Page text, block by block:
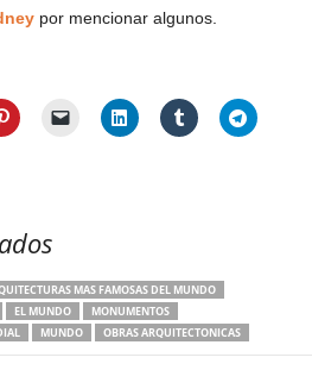
por mencionar algunos.
MAS FAMOSAS DEL MUNDO
EL MUNDO
MONUMENTOS
MUNDO OBRAS ARQUITECTONICAS